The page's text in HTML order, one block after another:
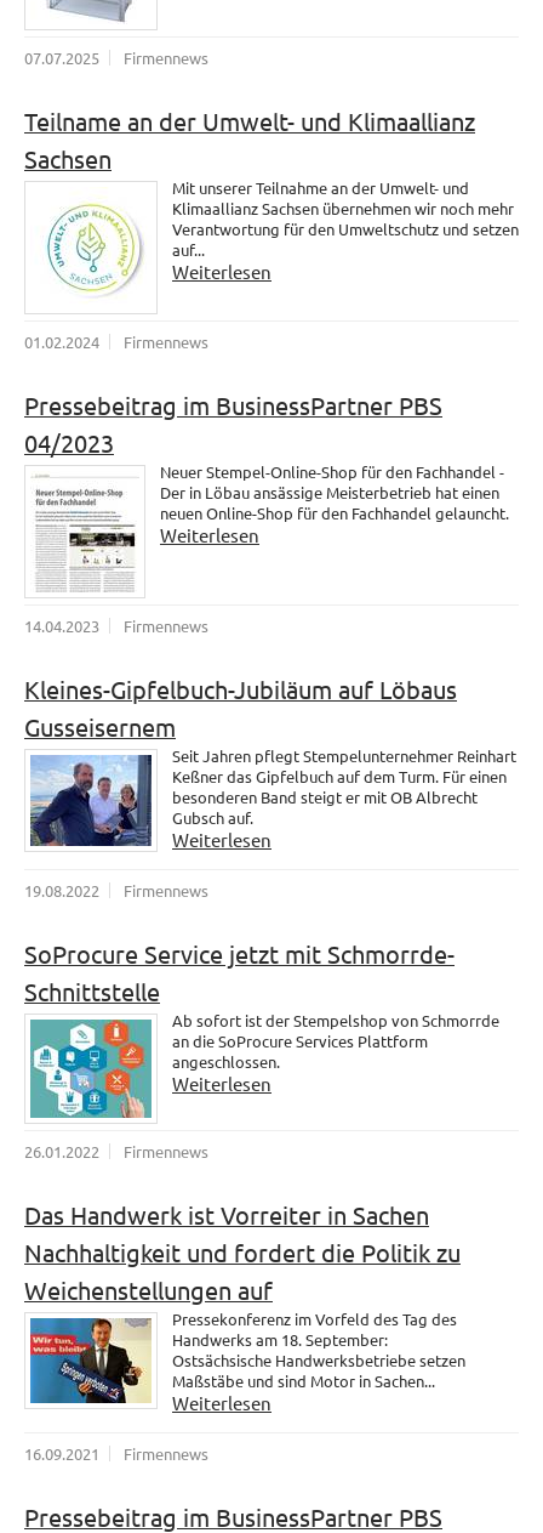
07.07.2025 Firmennews
Teilname an der Umwelt- und Klimaallianz
Sachsen
Mit unserer Teilnahme an der Umwelt- und
Klimaallianz Sachsen übernehmen wir noch mehr
Verantwortung für den Umweltschutz und setzen
auf...
Weiterlesen
01.02.2024 Firmennews
Pressebeitrag im BusinessPartner PBS
04/2023
Neuer Stempel-Online-Shop für den Fachhandel -
Der in Löbau ansässige Meisterbetrieb hat einen
neuen Online-Shop für den Fachhandel gelauncht.
Weiterlesen
14.04.2023 Firmennews
Kleines-Gipfelbuch-Jubiläum auf Löbaus
Gusseisernem
Seit Jahren pflegt Stempelunternehmer Reinhart
Keßner das Gipfelbuch auf dem Turm. Für einen
besonderen Band steigt er mit OB Albrecht
Gubsch auf.
Weiterlesen
19.08.2022 Firmennews
SoProcure Service jetzt mit Schmorrde-
Schnittstelle
Ab sofort ist der Stempelshop von Schmorrde
an die SoProcure Services Plattform
angeschlossen.
Weiterlesen
26.01.2022 Firmennews
Das Handwerk ist Vorreiter in Sachen
Nachhaltigkeit und fordert die Politik zu
Weichenstellungen auf
Pressekonferenz im Vorfeld des Tag des
Handwerks am 18. September:
Ostsächsische Handwerksbetriebe setzen
Maßstäbe und sind Motor in Sachen...
Weiterlesen
16.09.2021 Firmennews
Pressebeitrag im BusinessPartner PBS